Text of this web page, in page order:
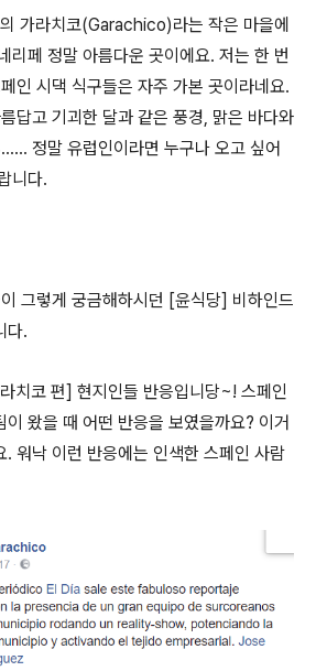
가라치코(Garachico)라는 작은 마을에
리페 정말 아름다운 곳이에요. 저는 한 번
인 시댁 식구들은 자주 가본 곳이라네요.
답고 기괴한 달과 같은 풍경, 맑은 바다와
정말 유럽인이라면 누구나 오고 싶어
니다.
그렇게 궁금해하시던 [윤식당] 비하인드
다.
치코 편] 현지인들 반응입니당~! 스페인
이 왔을 때 어떤 반응을 보였을까요? 이거
. 워낙 이런 반응에는 인색한 스페인 사람